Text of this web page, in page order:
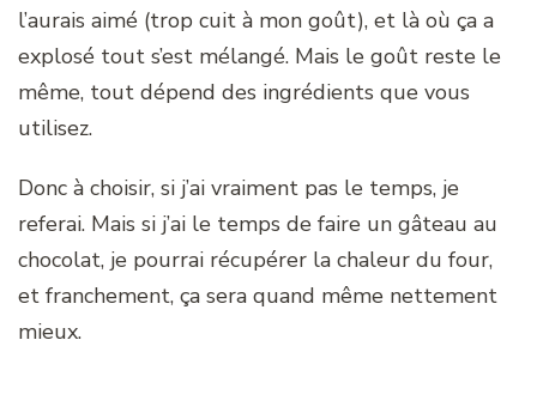
l’aurais aimé (trop cuit à mon goût), et là où ça a
explosé tout s’est mélangé. Mais le goût reste le
même, tout dépend des ingrédients que vous
utilisez.
Donc à choisir, si j’ai vraiment pas le temps, je
referai. Mais si j’ai le temps de faire un gâteau au
chocolat, je pourrai récupérer la chaleur du four,
et franchement, ça sera quand même nettement
mieux.